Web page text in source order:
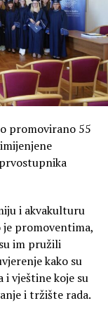
na
su poruke da
po toj
korisnike na
da se uplata
primjerice
poslane u
lažne
identično
kako bi došli
promovirano 55
i akvakulturu
je promoventima,
im pružili
kako su
vještine koje su
i tržište rada.